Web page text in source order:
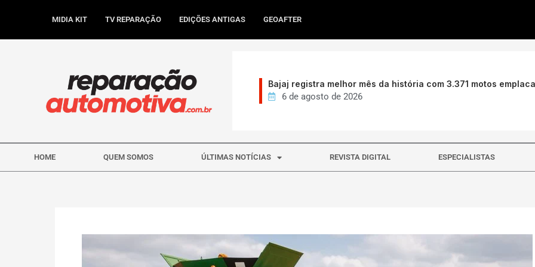
MIDIA KIT TV REPARAÇÃO EDIÇÕES ANTIGAS GEOAFTER
Bajaj registra melhor mês da história com 3.371 motos
6 de agosto de 2026
HOME QUEM SOMOS ÚLTIMAS NOTÍCIAS REVISTA DIGITAL ESPECIALISTAS